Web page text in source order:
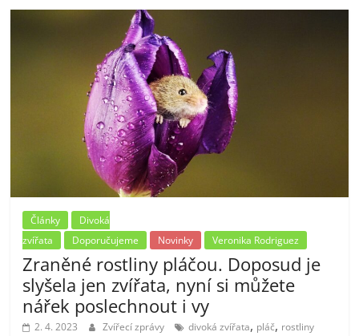
Články
Divoká
zvířata
Doporučujeme Novinky Veronika Rodriguez
Zraněné rostliny pláčou. Doposud je
slyšela jen zvířata, nyní si můžete
nářek poslechnout i vy
2. 4. 2023 Zvířecí zprávy divoká zvířata, pláč, rostliny